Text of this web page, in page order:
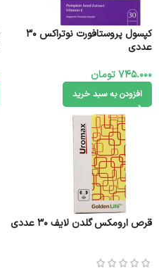
کپسول پروستافورت نوتراکس 30
عددی
745.000تومان
افزودن به سبد خرید
قرص ارومکس گلدن لایف 30 عددی